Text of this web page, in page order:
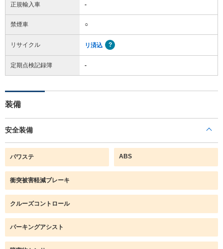
正規輸入車 -
禁煙車 ○
リサイクル リ済込
定期点検記録簿 -
装備
安全装備
パワステ ABS
衝突被害軽減ブレーキ
クルーズコントロール
パーキングアシスト